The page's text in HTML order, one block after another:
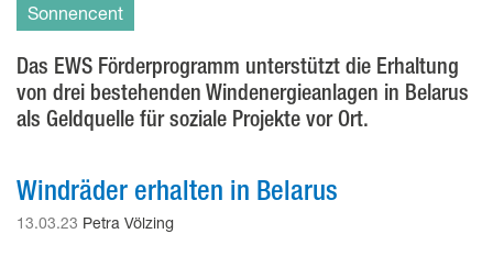
Sonnencent
Das EWS Förderprogramm unterstützt die Erhaltung
von drei bestehenden Windenergieanlagen in Belarus
als Geldquelle für soziale Projekte vor Ort.
Windräder erhalten in Belarus
13.03.23 Petra Völzing